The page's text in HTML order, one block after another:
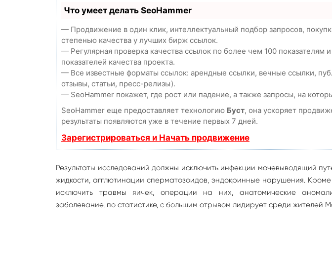
Что умеет делать SeoHammer
— Продвижение в один клик, интеллектуальный подбор запросов,
степенью качества у лучших бирж ссылок.
— Регулярная проверка качества ссылок по более чем 100 показателям
показателей качества проекта.
— Все известные форматы ссылок: арендные ссылки, вечные ссылки,
отзывы, статьи, пресс-релизы).
— SeoHammer покажет, где рост или падение, а также запросы, на
SeoHammer еще предоставляет технологию Буст, она ускоряет
результаты появляются уже в течение первых 7 дней.
Зарегистрироваться и Начать продвижение
Результаты исследований должны исключить инфекции мочевыводящий
жидкости, агглютинации сперматозоидов, эндокринные нарушения.
исключить травмы яичек, операции на них, анатомические
заболевание, по статистике, с большим отрывом лидирует среди жителей